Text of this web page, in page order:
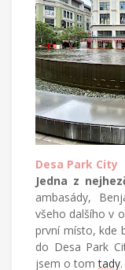
Desa Park City
Jedna z
ambasády,
všeho dalšího v
první místo, kde
do Desa Park
jsem o tomtady.